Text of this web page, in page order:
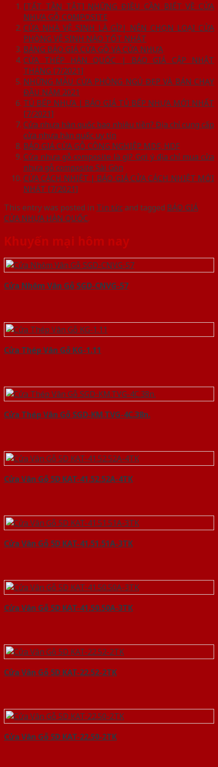
[TẤT TẦN TẬT] NHỮNG ĐIỀU CẦN BIẾT VỀ CỬA
NHỰA GỖ COMPOSITE
CỬA NHÀ VỆ SINH LÀ GÌ?| NÊN CHỌN LOẠI CỬA
PHÒNG VỆ SINH NÀO TỐT NHẤT
BẢNG BÁO GIÁ CỬA GỖ VÀ CỬA NHỰA
CỬA THÉP HÀN QUỐC | BÁO GIÁ CẬP NHẬT
THÁNG [7/2021]
NHỮNG MẪU CỬA PHÒNG NGỦ ĐẸP VÀ BÁN CHẠY
ĐẦU NĂM 2021
TỦ BẾP NHỰA | BÁO GIÁ TỦ BẾP NHỰA MỚI NHẤT
[7/2021]
Cửa nhựa hàn quốc bao nhiêu tiền? Địa chỉ cung cấp
cửa nhựa hàn quốc uy tín
BÁO GIÁ CỬA GỖ CÔNG NGHIỆP MDF, HDF
Cửa nhựa gỗ composite là gì? Gợi ý địa chỉ mua cửa
nhựa gỗ composite Sài Gòn
CỬA CÁCH NHIỆT | BÁO GIÁ CỬA CÁCH NHIỆT MỚI
NHẤT [7/2021]
This entry was posted in Tin tứcand tagged BÁO GIÁ
CỬA NHỰA HÀN QUỐC.
Khuyến mại hôm nay
Cửa Nhôm Vân Gỗ SGD-CNVG-57
Cửa Thép Vân Gỗ KG-1.11
Cửa Thép Vân Gỗ SGD-KM.TVG-4C.38n.
Cửa Vân Gỗ 5D KAT-41.52.52A-4TK
Cửa Vân Gỗ 5D KAT-41.51.51A-3TK
Cửa Vân Gỗ 5D KAT-41.50.50A-3TK
Cửa Vân Gỗ 5D KAT-22.52-2TK
Cửa Vân Gỗ 5D KAT-22.50-2TK